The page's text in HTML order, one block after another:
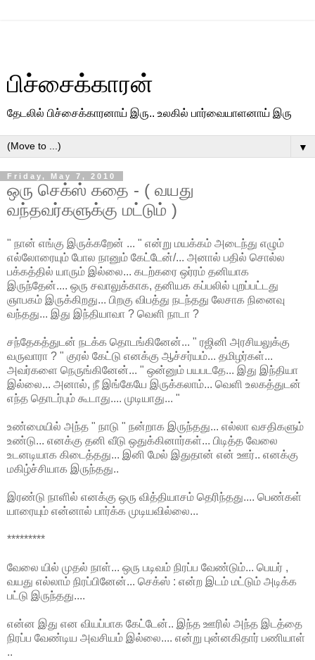
பிச்சைக்காரன்
தேடலில் பிச்சைக்காரனாய் இரு.. உலகில் பார்வையாளனாய் இரு
▼
Friday, May 7, 2010
ஒரு செக்ஸ் கதை - ( வயது
வந்தவர்களுக்கு மட்டும் )
" நான் எங்கு இருக்கறேன் ... " என்று மயக்கம் அடைந்து எழும்
எல்லோரையும் போல நானும் கேட்டேன்/... அனால் பதில் சொல்ல
பக்கத்தில் யாரும் இல்லை... கடற்கரை ஒர்ரம் தனியாக
இருந்தேன்.... ஒரு சவாலுக்காக, தனியக கப்பலில் புறப்பட்டது
ஞாபகம் இருக்கிறது... பிறகு விபத்து நடந்தது லேசாக நினைவு
வந்தது... இது இந்தியாவா ? வெளி நாடா ?
சந்தேகத்துடன் நடக்க தொடங்கினேன்... " ரஜினி அரசியலுக்கு
வருவாரா ? " குரல் கேட்டு எனக்கு ஆச்சர்யம்... தமிழர்கள்...
அவர்களை நெருங்கினேன்... " ஒன்னும் பயபடதே... இது இந்தியா
இல்லை... அனால், நீ இங்கேயே இருக்கலாம்... வெளி உலகத்துடன்
எந்த தொடர்பும் கூடாது.... முடியாது... "
உண்மையில் அந்த " நாடு " நன்றாக இருந்தது... எல்லா வசதிகளும்
உண்டு... எனக்கு தனி வீடு ஒதுக்கினார்கள்... பிடித்த வேலை
உடனடியாக கிடைத்தது... இனி மேல் இதுதான் என் ஊர்.. எனக்கு
மகிழ்ச்சியாக இருந்தது..
இரண்டு நாளில் எனக்கு ஒரு வித்தியாசம் தெரிந்தது.... பெண்கள்
யாரையும் என்னால் பார்க்க முடியவில்லை...
*********
வேலை யில் முதல் நாள்... ஒரு படிவம் நிரப்ப வேண்டும்... பெயர் ,
வயது எல்லாம் நிரப்பினேன்... செக்ஸ் : என்ற இடம் மட்டும் அடிக்க
பட்டு இருந்தது....
என்ன இது என வியப்பாக கேட்டேன்.. இந்த ஊரில் அந்த இடத்தை
நிரப்ப வேண்டிய அவசியம் இல்லை.... என்று புன்னகிதார் பணியாள்
..